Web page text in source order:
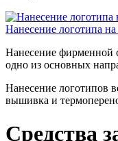
Нанесение логотипа
Нанесение фирменной
одно из основных
Нанесение логотипов
вышивка и
Средства